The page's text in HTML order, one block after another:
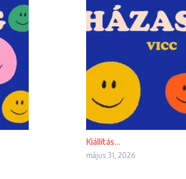
Kiállítás…
május 31, 2026